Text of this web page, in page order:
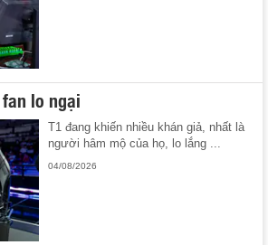
lo ngại
T1 đang khiến nhiều khán giả, nhất là
người hâm mộ của họ, lo lắng ...
04/08/2026